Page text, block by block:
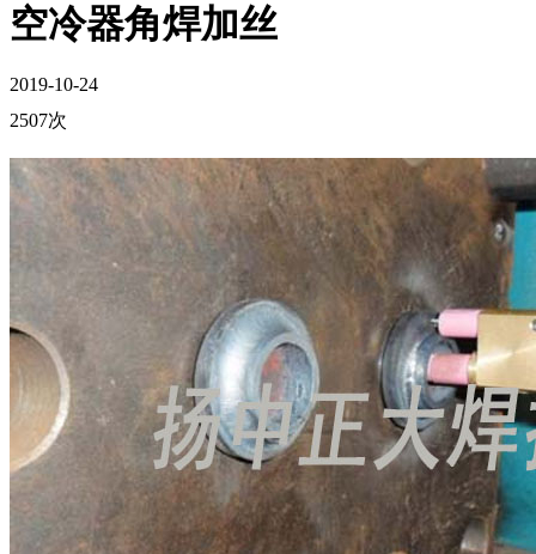
空冷器角焊加丝
2019-10-24
2507次